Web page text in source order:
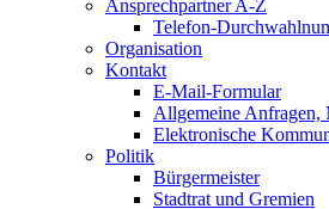
Ansprechpartner A-Z
Telefon-
Organisation
Kontakt
E-Mail-Formular
Allgemeine Anfragen,
Elektronische
Politik
Bürgermeister
Stadtrat und Gremien